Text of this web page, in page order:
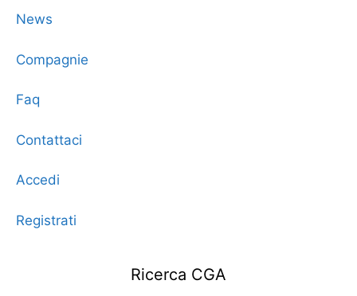
News
Compagnie
Faq
Contattaci
Accedi
Registrati
Ricerca CGA